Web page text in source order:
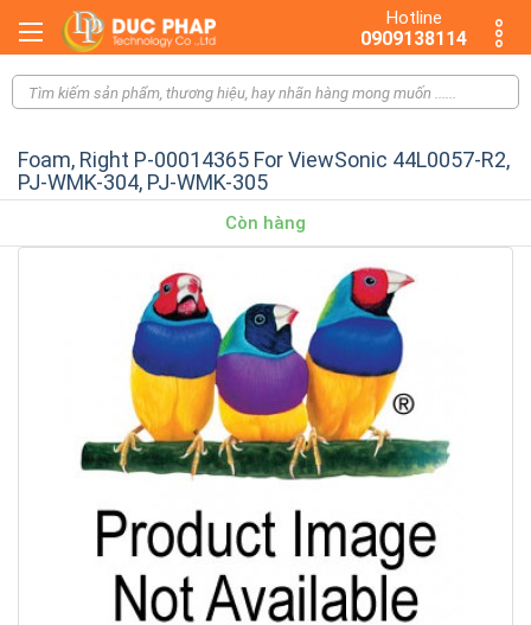
Hotline
0909138114
Foam, Right P-00014365 For ViewSonic 44L0057-R2,
PJ-WMK-304, PJ-WMK-305
Còn hàng